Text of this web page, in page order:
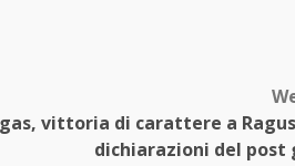
vittoria di carattere a
dichiarazioni del post